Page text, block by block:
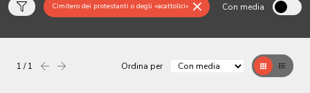
Cimitero dei protestanti o degli «acattolici» Con media
1 / 1 Precedentesuccessiva Ordina per GrigliaTable